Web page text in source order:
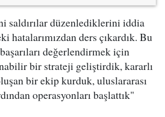
saldırılar düzenlediklerini iddia
hatalarımızdan ders çıkardık. Bu
değerlendirmek için
bir strateji geliştirdik, kararlı
bir ekip kurduk, uluslararası
operasyonları başlattık"